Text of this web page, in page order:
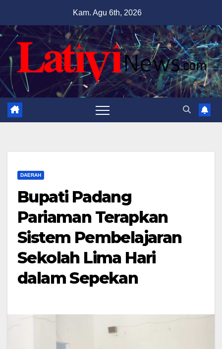
content
Kam. Agu 6th, 2026
DAERAH
Bupati Padang
Pariaman Terapkan
Sistem Pembelajaran
Sekolah Lima Hari
dalam Sepekan